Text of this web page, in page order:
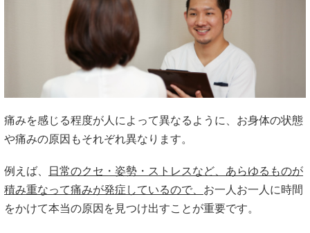
痛みを感じる程度が人によって異なるように、お身体の状態
や痛みの原因もそれぞれ異なります。
例えば、
日常のクセ・姿勢・ストレスなど、あらゆるものが
積み重なって痛みが発症しているので、 お一人お一人に時間
をかけて本当の原因を見つけ出すことが重要です。